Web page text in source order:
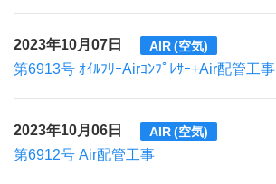
2023年10月07日 AIR (空気)
第6913号 ｵｲﾙﾌﾘｰAirｺﾝﾌﾟﾚｻｰ+Air配管工事
2023年10月06日 AIR (空気)
第6912号 Air配管工事